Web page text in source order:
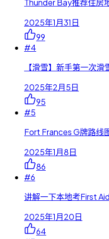
Thunder Bay推荐住房
2025年1月31日
99
#4
【滑雪】新手第一次
2025年2月5日
95
#5
Fort Frances G牌路线
2025年1月8日
86
#6
讲解一下本地考First
2025年1月20日
64